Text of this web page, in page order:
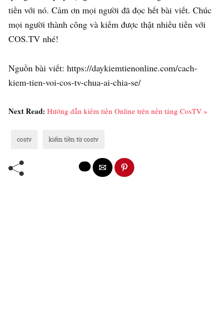
tiền với nó. Cảm ơn mọi người đã đọc hết bài viết. Chúc
mọi người thành công và kiếm được thật nhiều tiền với
COS.TV nhé!
Nguồn bài viết: https://daykiemtienonline.com/cach-
kiem-tien-voi-cos-tv-chua-ai-chia-se/
Next Read: Hướng dẫn kiếm tiền Online trên nền tảng CosTV »
costv kiếm tiền từ costv